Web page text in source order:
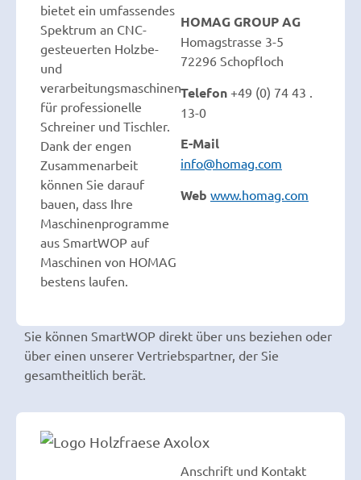
Sie können SmartWOP direkt über uns beziehen oder
über einen unserer Vertriebspartner, der Sie
gesamtheitlich berät.
bietet ein umfassendes
Spektrum an CNC-
gesteuerten Holzbe-
und
verarbeitungsmaschinen
für professionelle
Schreiner und Tischler.
Dank der engen
Zusammenarbeit
können Sie darauf
bauen, dass Ihre
Maschinenprogramme
aus SmartWOP auf
Maschinen von HOMAG
bestens laufen.
HOMAG GROUP AG
Homagstrasse 3-5
72296 Schopfloch
Telefon +49 (0) 74 43 .
13-0
E-Mail
info@homag.com
Web www.homag.com
Anschrift und Kontakt